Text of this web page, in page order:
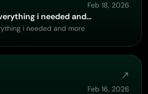
Feb 18, 2026
i needed and…
i needed and more
Feb 16, 2026